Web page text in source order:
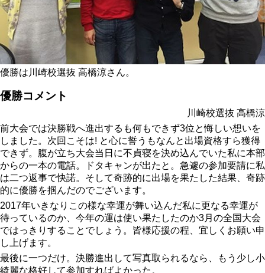
優勝は川崎校選抜 高橋涼さん。
優勝コメント
川崎校選抜 高橋涼
前大会では決勝戦へ進出するも何もできず3位と悔しい想いを
しました。次回こそは! と心に誓うもなんと出場資格すら獲得
できず。腹が立ち大会当日に不貞寝を決め込んでいた私に本部
からの一本の電話。ドタキャンが出たと。急遽の参加要請に私
は二つ返事で快諾。そして奇跡的に出場を果たした結果、奇跡
的に優勝を掴んだのでございます。
2017年いきなりこの様な幸運が舞い込んだ私に更なる幸運が
待っているのか、今年の運は使い果たしたのか3月の全国大会
ではっきりすることでしょう。皆様応援の程、宜しくお願い申
し上げます。
最後に一つだけ。決勝進出して写真取られるなら、もう少し小
綺麗な格好して参加すればよかった。